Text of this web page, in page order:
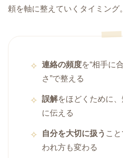
頼を軸に整えていくタイミング。
連絡の頻度を“相手に
さ”で整える
誤解をほどくために
に伝える
自分を大切に扱う こ
われ方も変わる